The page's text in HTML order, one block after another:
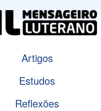
Artigos
Estudos
Reflexões